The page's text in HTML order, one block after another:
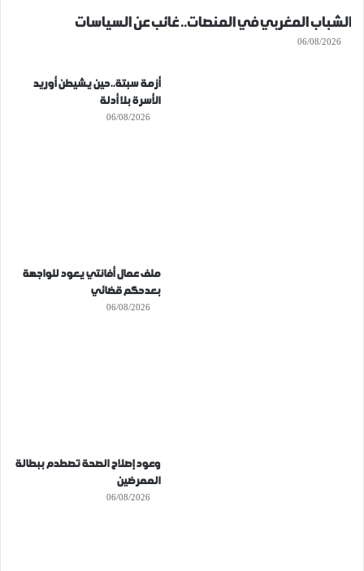
الشباب المغربي في المنصات.. غائب عن السياسات
06/08/2026
أزمة سبتة..حين يشيطن أوريد
الأسرة بلا أدلة
06/08/2026
ملف عمال أفانتي يعود للواجهة
بعدحكم قضائي
06/08/2026
وعود إصلاح الصحة تصطدم ببطالة
الممرضين
06/08/2026